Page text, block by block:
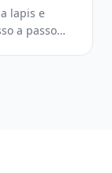
lapis e
a passo